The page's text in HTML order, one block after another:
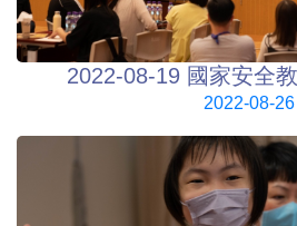
2022-08-19 國家安全
2022-08-26